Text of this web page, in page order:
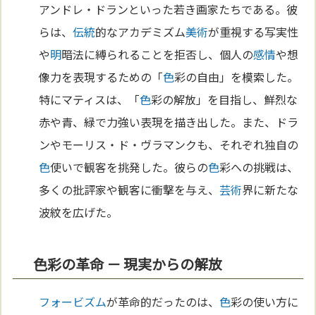
アンドレ・ドランといった若き画家たちである。彼
らは、伝統的なアカデミズム美術が重視する写実性
や明暗法に縛られることを拒否し、個人の感情や想
像力を表現するための「色彩の自由」を模索した。
特にマティスは、「色彩の解放」を目指し、鮮烈な
赤や青、緑で力強い表現を描き出した。また、ドラ
ンやモーリス・ド・ヴラマンクも、それぞれ独自の
色使いで観客を挑発した。彼らの色彩への挑戦は、
多くの批評家や観客に衝撃を与え、芸術界に新たな
波紋を広げた。
色彩の革命 － 現実からの解放
フォービズムが革命的だったのは、色彩の使い方に